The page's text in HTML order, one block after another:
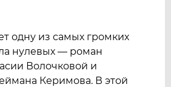
одну из самых громких
нулевых — роман
Волочковой и
Керимова. В этой